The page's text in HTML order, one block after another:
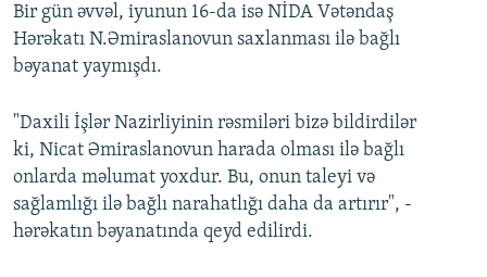
Bir gün əvvəl, iyunun 16-da isə NİDA Vətəndaş
Hərəkatı N.Əmiraslanovun saxlanması ilə bağlı
bəyanat yaymışdı.
"Daxili İşlər Nazirliyinin rəsmiləri bizə bildirdilər
ki, Nicat Əmiraslanovun harada olması ilə bağlı
onlarda məlumat yoxdur. Bu, onun taleyi və
sağlamlığı ilə bağlı narahatlığı daha da artırır", -
hərəkatın bəyanatında qeyd edilirdi.